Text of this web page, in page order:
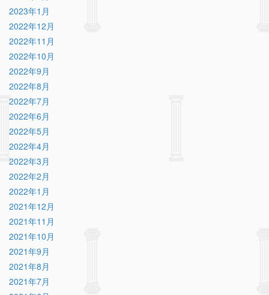
2023年1月
2022年12月
2022年11月
2022年10月
2022年9月
2022年8月
2022年7月
2022年6月
2022年5月
2022年4月
2022年3月
2022年2月
2022年1月
2021年12月
2021年11月
2021年10月
2021年9月
2021年8月
2021年7月